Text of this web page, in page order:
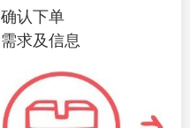
确认下单
需求及信息